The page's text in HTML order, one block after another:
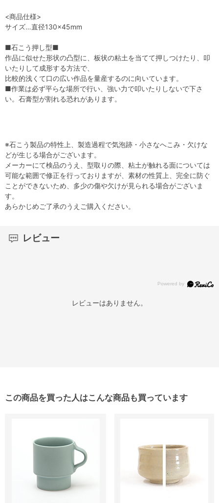
<商品仕様>
サイズ…直径130×45mm
■石こう押し型■
作品に似せた形状の凸型に、板状の粘土を当てて押しつけたり、叩
いたりして成形する方法で、
比較的浅くて口の広い作品を量産するのに向いています。
■作業は必ず平らな場所で行い、強い力で叩いたりしないで下さ
い。石膏型が割れる恐れがあります。
※石こう製品の特性上、製造過程で気泡跡・小さなへこみ・欠けな
どが生じる場合がございます。
メーカーにて検品のうえ、型取りの際、粘土が触れる面については
可能な範囲で修正を行っておりますが、素材の性質上、完全に防ぐ
ことができないため、多少の傷や欠けが見られる場合がございま
す。
あらかじめご了承のうえご購入ください。
レビュー
レビューはありません。
この商品を買った人はこんな商品も買っています